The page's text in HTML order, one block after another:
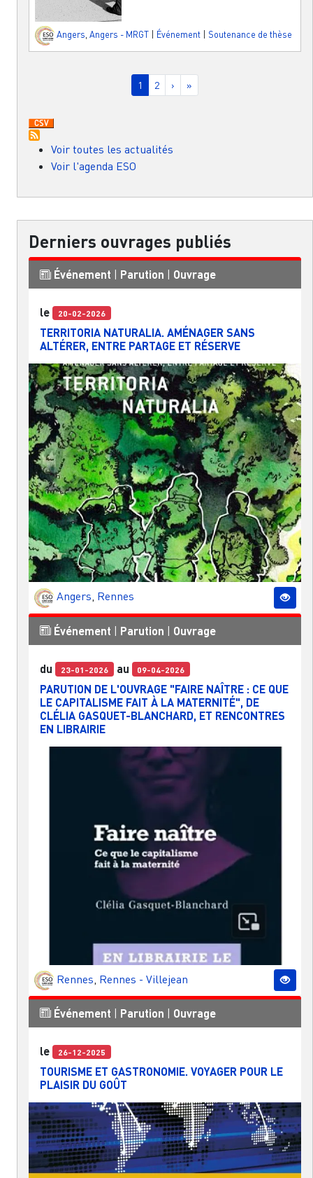
Angers, Angers - MRGT Événement Soutenance de thèse
Page courante
1 Page
2 Page suivante
› Dernière page
»
Voir toutes les actualités
Voir l'agenda ESO
Derniers ouvrages publiés
Événement Parution Ouvrage
le 20-02-2026
TERRITORIA NATURALIA. AMÉNAGER SANS
ALTÉRER, ENTRE PARTAGE ET RÉSERVE
Angers, Rennes
Événement | Parution | Ouvrage
du 23-01-2026 au 09-04-2026
PARUTION DE L'OUVRAGE "FAIRE NAÎTRE : CE QUE
LE CAPITALISME FAIT À LA MATERNITÉ", DE
CLÉLIA GASQUET-BLANCHARD, ET RENCONTRES
EN LIBRAIRIE
Rennes Rennes - Villejean
Événement | Parution | Ouvrage
le 26-12-2025
TOURISME ET GASTRONOMIE. VOYAGER POUR LE
PLAISIR DU GOÛT